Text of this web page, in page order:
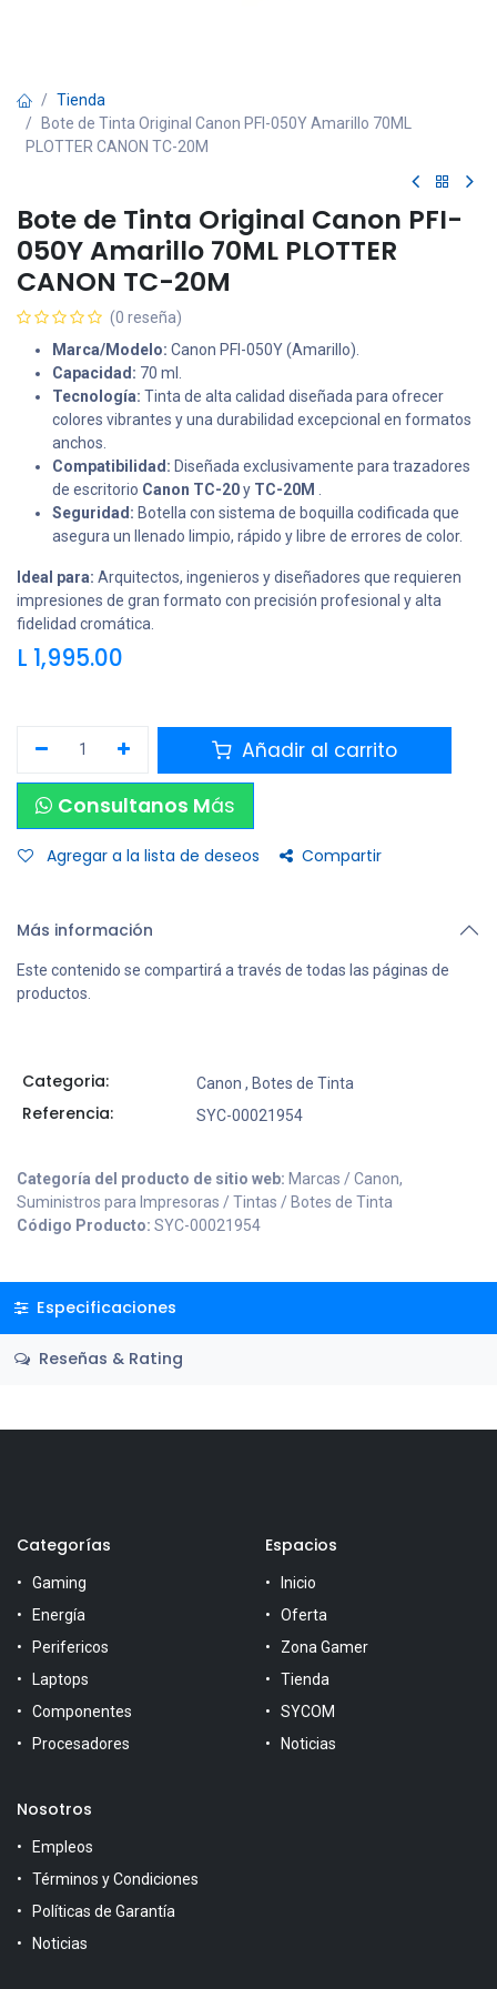
Tienda
Bote de Tinta Original Canon PFI-050Y Amarillo 70ML
PLOTTER CANON TC-20M
Bote de Tinta Original Canon PFI-
050Y Amarillo 70ML PLOTTER
CANON TC-20M
(0 reseña)
Marca/Modelo: Canon PFI-050Y (Amarillo).
Capacidad: 70 ml.
Tecnología: Tinta de alta calidad diseñada para ofrecer
colores vibrantes y una durabilidad excepcional en formatos
anchos.
Compatibilidad: Diseñada exclusivamente para trazadores
de escritorio Canon TC-20y TC-20M
Seguridad: Botella con sistema de boquilla codificada que
asegura un llenado limpio, rápido y libre de errores de color.
Ideal para: Arquitectos, ingenieros y diseñadores que requieren
impresiones de gran formato con precisión profesional y alta
fidelidad cromática.
L 1,995.00
Añadir al carrito
Consultanos Más
Agregar a la lista de deseos Compartir
Más información
Este contenido se compartirá a través de todas las páginas de
productos.
Categoria: Canon , Botes de Tinta
Referencia: SYC-00021954
Categoría del producto de sitio web: Marcas / Canon,
Suministros para Impresoras / Tintas / Botes de Tinta
Código Producto: SYC-00021954
Especificaciones
Reseñas & Rating
Categorías
Gaming
Energía
Perifericos
Laptops
Componentes
Procesadores
Espacios
Inicio
Oferta
Zona Gamer
Tienda
SYCOM
Noticias
Nosotros
Empleos
Términos y Condiciones
Políticas de Garantía
Noticias